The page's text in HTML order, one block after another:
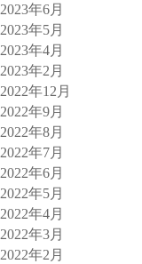
2023年6月
2023年5月
2023年4月
2023年2月
2022年12月
2022年9月
2022年8月
2022年7月
2022年6月
2022年5月
2022年4月
2022年3月
2022年2月